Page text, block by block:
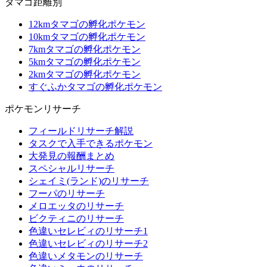
タマゴ距離別
12kmタマゴの孵化ポケモン
10kmタマゴの孵化ポケモン
7kmタマゴの孵化ポケモン
5kmタマゴの孵化ポケモン
2kmタマゴの孵化ポケモン
すぐふかタマゴの孵化ポケモン
ポケモンリサーチ
フィールドリサーチ解説
タスクで入手できるポケモン
大発見の報酬まとめ
スペシャルリサーチ
シェイミ(ランド)のリサーチ
フーパのリサーチ
メロエッタのリサーチ
ビクティニのリサーチ
色違いセレビィのリサーチ1
色違いセレビィのリサーチ2
色違いメタモンのリサーチ